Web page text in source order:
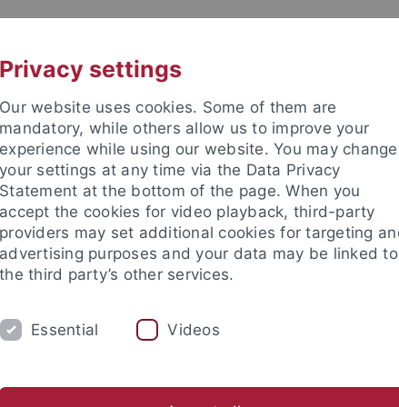
RESEARCH FACILITIES
News and publications Life on campus Public
Privacy settings
Our website uses cookies. Some of them are
mandatory, while others allow us to improve your
experience while using our website. You may change
your settings at any time via the Data Privacy
Statement at the bottom of the page. When you
accept the cookies for video playback, third-party
providers may set additional cookies for targeting
advertising purposes and your data may be linked to
the third party’s other services.
Essential Videos